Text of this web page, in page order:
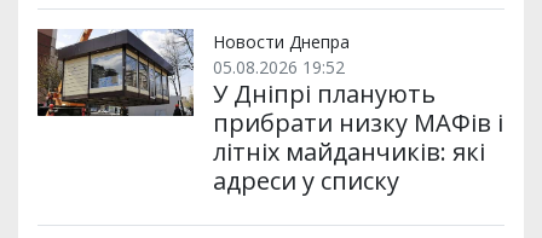
Новости Днепра
05.08.2026 19:52
У Дніпрі планують
прибрати низку МАФів і
літніх майданчиків: які
адреси у списку